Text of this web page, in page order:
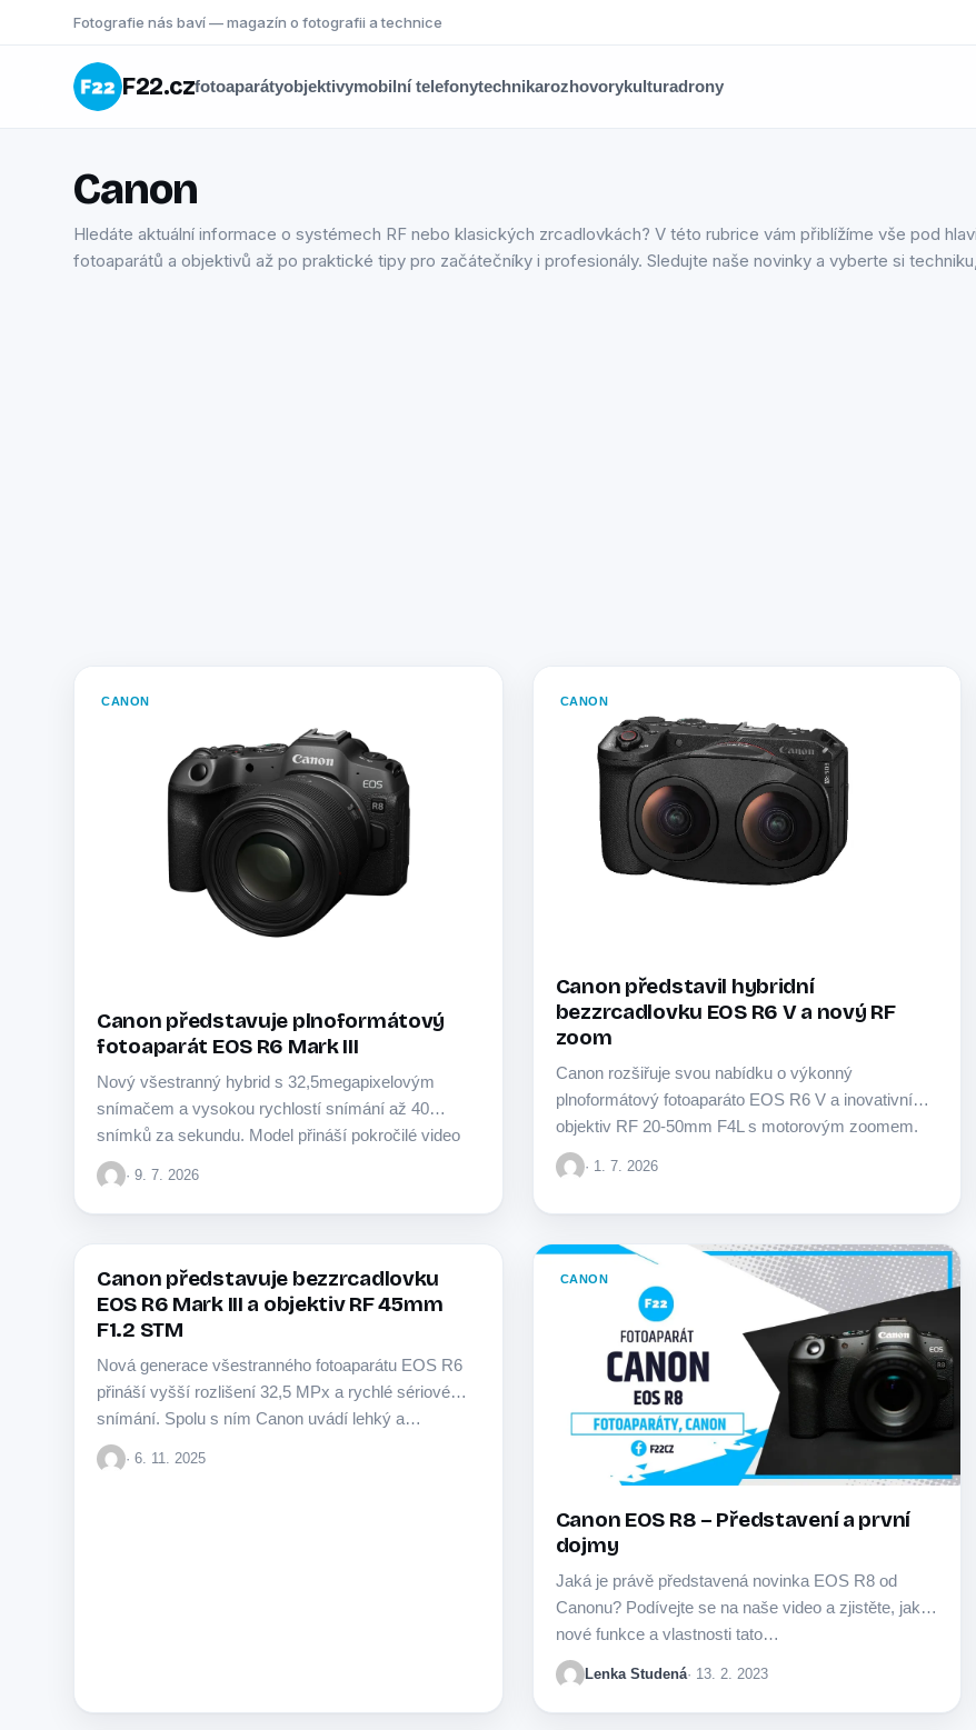
Fotografie nás baví — magazín o fotografii a technice
F22.czfotoaparátyobjektivymobilní telefonytechnikarozhovorykulturadrony
Canon
Hledáte aktuální informace o systémech RF nebo klasických zrcadlovkách? V této rubrice vám přiblížíme vše pod
fotoaparátů a objektivů až po praktické tipy pro začátečníky i profesionály. Sledujte naše novinky a vyberte si
CANON
Canon představuje plnoformátový
fotoaparát EOS R6 Mark III
Nový všestranný hybrid s 32,5megapixelovým
snímačem a vysokou rychlostí snímání až 40
snímků za sekundu. Model přináší pokročilé video
funkce v rozlišení…
· 9. 7. 2026
CANON
Canon představil hybridní
bezzrcadlovku EOS R6 V a nový RF
zoom
Canon rozšiřuje svou nabídku o výkonný
plnoformátový fotoaparáto EOS R6 V a inovativní
objektiv RF 20-50mm F4L s motorovým zoomem.
Novinky jsou…
· 1. 7. 2026
CANON
Canon představuje bezzrcadlovku
EOS R6 Mark III a objektiv RF 45mm
F1.2 STM
Nová generace všestranného fotoaparátu EOS R6
přináší vyšší rozlišení 32,5 MPx a rychlé sériové
snímání. Spolu s ním Canon uvádí lehký a…
· 6. 11. 2025
CANON
Canon EOS R8 – Představení a první
dojmy
Jaká je právě představená novinka EOS R8 od
Canonu? Podívejte se na naše video a zjistěte, jaké
nové funkce a vlastnosti tato…
Lenka Studená· 13. 2. 2023